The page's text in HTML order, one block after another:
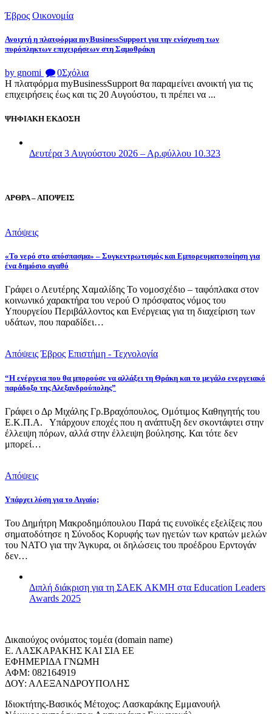
Έβρος Οικονομία
Ανοιχτή η πλατφόρμα myBusinessSupport για την ενίσχυση των
πυρόπληκτων επιχειρήσεων στη Σαμοθράκη
by gnomi 0Σχόλια
Η πλατφόρμα myBusinessSupport θα παραμείνει ανοικτή για τις
επιχειρήσεις έως και τις 20 Αυγούστου, τι πρέπει να ...
ΨΗΦΙΑΚΗ ΕΚΔΟΣΗ
Δευτέρα 3 Αυγούστου 2026 – Αρ.φύλλου 10.323
ΑΡΘΡΑ – ΑΠΟΨΕΙΣ
Απόψεις
«Το νερό στο απόσπασμα» – Συγκεντρωτισμός και Εμπορευματοποίηση για
ένα δημόσιο αγαθό
Γράφει ο Λευτέρης Χαμαλίδης Το νομοσχέδιο – ταφόπλακα στον
κοινωνικό χαρακτήρα του νερού Ο πρόσφατος νόμος του
Υπουργείου Περιβάλλοντος και Ενέργειας για τη διαχείριση των
υδάτων, που παραδίδει…
Απόψεις Έβρος Επιστήμη - Τεχνολογία
“Η ενέργεια που θα μπορούσε να αλλάξει τη Θράκη και το μεγάλο ενεργειακό
παράδοξο της Αλεξανδρούπολης”
Γράφει ο Δρ Μιχάλης Γρ.Βραχόπουλος, Ομότιμος Καθηγητής του
Ε.Κ.Π.Α. Υπάρχουν εποχές που η ανάπτυξη δεν σκοντάφτει στην
έλλειψη πόρων, αλλά στην έλλειψη βούλησης. Και τότε δεν
μπορεί…
Απόψεις
Υπάρχει λύση για το Αιγαίο;
Του Δημήτρη Μακροδημόπουλου Παρά τις ευνοϊκές εξελίξεις που
σηματοδότησε η Σύνοδος Κορυφής των ηγετών των κρατών μελών
του ΝΑΤΟ για την Άγκυρα, οι δηλώσεις του προέδρου Ερντογάν
δεν…
Διπλή διάκριση για τη ΣΑΕΚ ΑΚΜΗ στα Education Leaders
Awards 2025
Δικαιούχος ονόματος τομέα (domain name)
Ε. ΛΑΣΚΑΡΑΚΗΣ ΚΑΙ ΣΙΑ ΕΕ
ΕΦΗΜΕΡΙΔΑ ΓΝΩΜΗ
ΑΦΜ: 082164919
ΔΟΥ: ΑΛΕΞΑΝΔΡΟΥΠΟΛΗΣ
Ιδιοκτήτης-Βασικός Μέτοχος: Λασκαράκης Εμμανουήλ